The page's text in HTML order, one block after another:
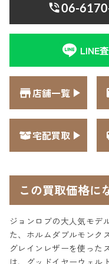
06-
LINE
店舗一覧
宅配買取
この買取価格に
ジョンロブの大人気モデ
た、ホルムダブルモンク
グレインレザーを使った